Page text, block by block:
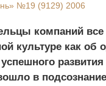
№19 (9129) 2006
компаний все
культуре как об
развития
в